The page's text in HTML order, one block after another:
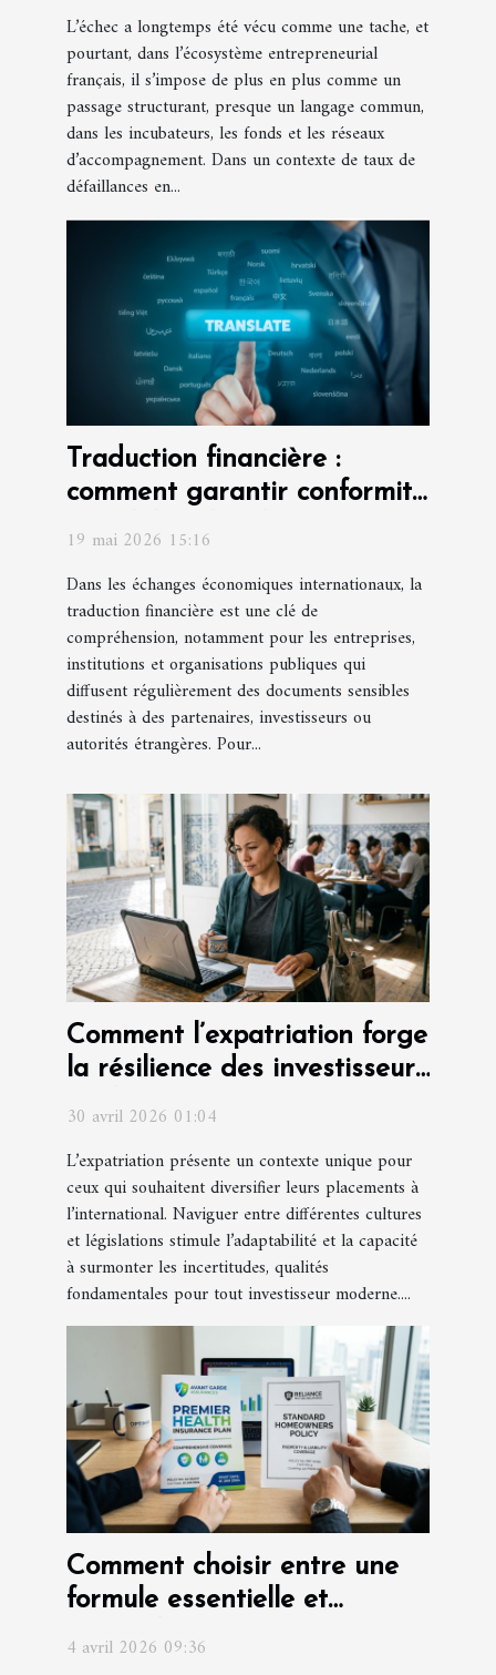
L’échec a longtemps été vécu comme une tache, et
pourtant, dans l’écosystème entrepreneurial
français, il s’impose de plus en plus comme un
passage structurant, presque un langage commun,
dans les incubateurs, les fonds et les réseaux
d’accompagnement. Dans un contexte de taux de
défaillances en...
Traduction financière :
comment garantir conformité
et fiabilité des documents ?
19 mai 2026 15:16
Dans les échanges économiques internationaux, la
traduction financière est une clé de
compréhension, notamment pour les entreprises,
institutions et organisations publiques qui
diffusent régulièrement des documents sensibles
destinés à des partenaires, investisseurs ou
autorités étrangères. Pour...
Comment l’expatriation forge
la résilience des investisseurs
30 avril 2026 01:04
L’expatriation présente un contexte unique pour
ceux qui souhaitent diversifier leurs placements à
l’international. Naviguer entre différentes cultures
et législations stimule l’adaptabilité et la capacité
à surmonter les incertitudes, qualités
fondamentales pour tout investisseur moderne....
Comment choisir entre une
formule essentielle et
intégrale pour votre
4 avril 2026 09:36